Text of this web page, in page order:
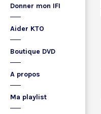
Donner mon IFI
Aider KTO
Boutique DVD
A propos
Ma playlist